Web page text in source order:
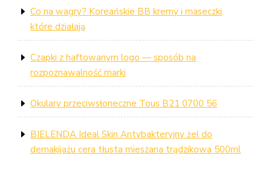
Co na wagry? Koreańskie BB kremy i maseczki,
które działają
Czapki z haftowanym logo — sposób na
rozpoznawalność marki
Okulary przeciwsłoneczne Tous B21 0700 56
BIELENDA Ideal Skin Antybakteryjny żel do
demakijażu cera tłusta mieszana trądzikowa 500ml